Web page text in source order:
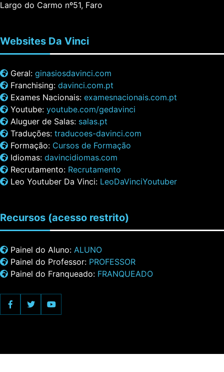
Largo do Carmo nº51, Faro
Websites Da Vinci
Geral: ginasiosdavinci.com
Franchising: davinci.com.pt
Exames Nacionais: examesnacionais.com.pt
Youtube: youtube.com/gedavinci
Aluguer de Salas: salas.pt
Traduções: traducoes-davinci.com
Formação: Cursos de Formação
Idiomas: davincidiomas.com
Recrutamento: Recrutamento
Leo Youtuber Da Vinci: LeoDaVinciYoutuber
Recursos (acesso restrito)
Painel do Aluno: ALUNO
Painel do Professor: PROFESSOR
Painel do Franqueado: FRANQUEADO